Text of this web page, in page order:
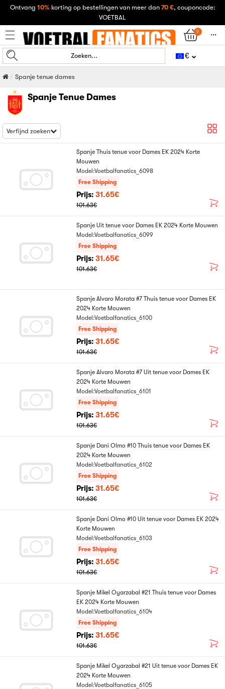
Ontvang 10%korting op bestellingen van meer dan 70 €, couponcode:
VOETBAL
0
󰄒
Zoeken... €
Spanje tenue dames
Spanje Tenue Dames
Verfijnd zoeken
Spanje Thuis tenue voor Dames EK 2024 Korte
Mouwen
Model:Voetbalfanatics_6098
Free Shipping
Prijs: 31.65€
101.63€
Spanje Uit tenue voor Dames EK 2024 Korte Mouwen
Model:Voetbalfanatics_6099
Free Shipping
Prijs: 31.65€
101.63€
Spanje Alvaro Morata #7 Thuis tenue voor Dames EK
2024 Korte Mouwen
Model:Voetbalfanatics_6100
Free Shipping
Prijs: 31.65€
101.63€
Spanje Alvaro Morata #7 Uit tenue voor Dames EK
2024 Korte Mouwen
Model:Voetbalfanatics_6101
Free Shipping
Prijs: 31.65€
101.63€
Spanje Dani Olmo #10 Thuis tenue voor Dames EK
2024 Korte Mouwen
Model:Voetbalfanatics_6102
Free Shipping
Prijs: 31.65€
101.63€
Spanje Dani Olmo #10 Uit tenue voor Dames EK 2024
Korte Mouwen
Model:Voetbalfanatics_6103
Free Shipping
Prijs: 31.65€
101.63€
Spanje Mikel Oyarzabal #21 Thuis tenue voor Dames
EK 2024 Korte Mouwen
Model:Voetbalfanatics_6104
Free Shipping
Prijs: 31.65€
101.63€
Spanje Mikel Oyarzabal #21 Uit tenue voor Dames EK
2024 Korte Mouwen
Model:Voetbalfanatics_6105